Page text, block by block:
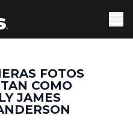
FOTOS
COMO
JAMES